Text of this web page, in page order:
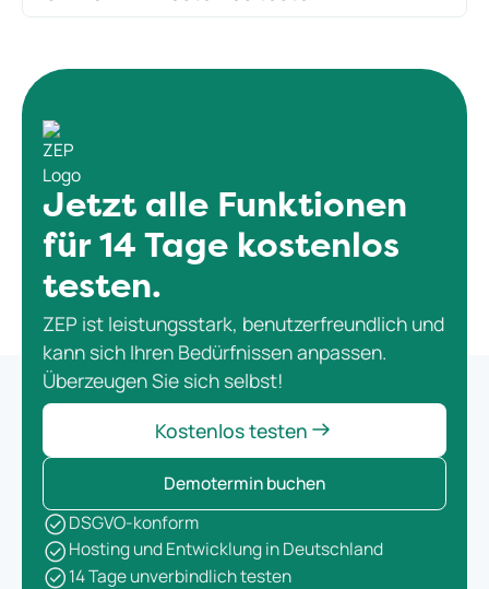
Personio oder DATEV. Auch Excel- und CSV-Exporte
Ja! Sie können ZEP 14 Tage kostenlos testen. Ohne
können Sie einen persönlichen Demotermin
Jetzt alle Funktionen
für 14 Tage kostenlos
testen.
ZEP ist leistungsstark, benutzerfreundlich und
kann sich Ihren Bedürfnissen anpassen.
Überzeugen Sie sich selbst!
Kostenlos testen
Demotermin buchen
DSGVO-konform
Hosting und Entwicklung in Deutschland
14 Tage unverbindlich testen